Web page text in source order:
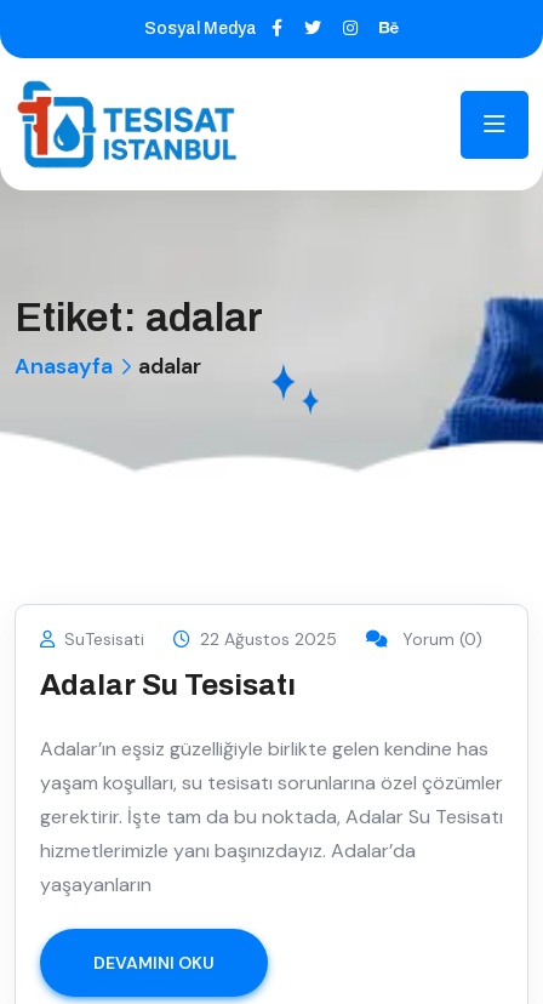
Sosyal Medya
Etiket: adalar
Anasayfa adalar
SuTesisati 22 Ağustos 2025 Yorum (0)
Adalar Su Tesisatı
Adalar’ın eşsiz güzelliğiyle birlikte gelen kendine has
yaşam koşulları, su tesisatı sorunlarına özel çözümler
gerektirir. İşte tam da bu noktada, Adalar Su Tesisatı
hizmetlerimizle yanı başınızdayız. Adalar’da
yaşayanların
DEVAMINI OKU